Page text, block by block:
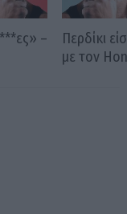
–
Περδίκι
με τον